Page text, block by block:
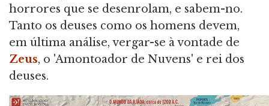
horrores que se desenrolam, e sabem-no.
Tanto os deuses como os homens devem,
em última análise, vergar-se à vontade de
Zeus, o 'Amontoador de Nuvens' e rei dos
deuses.